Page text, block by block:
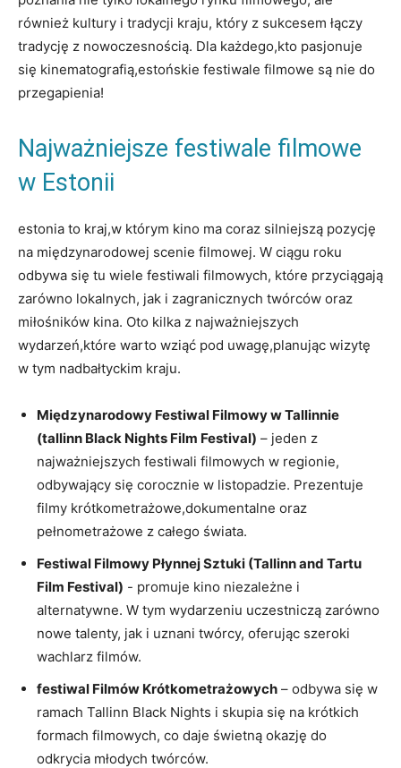
również kultury i tradycji kraju, który⁤ z sukcesem ​łączy​
tradycję z ⁤nowoczesnością. Dla każdego,kto pasjonuje
się kinematografią,estońskie festiwale ‌filmowe są nie do
przegapienia!
Najważniejsze festiwale filmowe
w⁤ Estonii
estonia to kraj,w którym kino ma coraz silniejszą pozycję
na międzynarodowej​ scenie filmowej. W ciągu roku‌
odbywa się tu wiele ⁤festiwali ‍filmowych, które przyciągają
zarówno lokalnych, jak i zagranicznych twórców oraz
miłośników‍ kina.‌ Oto kilka z najważniejszych
wydarzeń,które warto ⁤wziąć pod uwagę,planując wizytę
w tym nadbałtyckim‍ kraju.
Międzynarodowy Festiwal Filmowy w Tallinnie‍
(tallinn Black⁣ Nights Film Festival) – jeden z
najważniejszych festiwali filmowych w regionie,
odbywający się corocznie w listopadzie. Prezentuje
filmy krótkometrażowe,dokumentalne ⁤oraz
⁣pełnometrażowe⁢ z całego świata.
Festiwal Filmowy‌ Płynnej ⁤Sztuki (Tallinn and Tartu
Film Festival) -⁢ promuje kino niezależne i
alternatywne. W tym wydarzeniu uczestniczą zarówno
nowe‌ talenty, ⁤jak i uznani twórcy, oferując ‌szeroki
wachlarz filmów.
festiwal Filmów Krótkometrażowych – odbywa się w
ramach ‌Tallinn Black‍ Nights i skupia‌ się na krótkich
formach‌ filmowych, co daje świetną okazję do‌
odkrycia młodych twórców.